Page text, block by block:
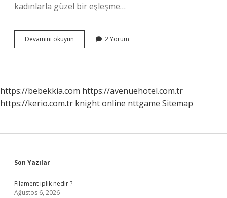
kadınlarla güzel bir eşleşme…
Devamını okuyun
Burcu
2 Yorum
https://bebekkia.com https://avenuehotel.com.tr
https://kerio.com.tr knight online nttgame Sitemap
Sidebar
Son Yazılar
Filament iplik nedir ?
Ağustos 6, 2026